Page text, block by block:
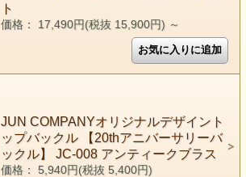
ト
価格： 17,490円(税抜 15,900円) ～
JUN COMPANYオリジナルデザイント
ップバックル 【20thアニバーサリーバ
ックル】 JC-008 アンティークブラス
価格： 5,940円(税抜 5,400円)